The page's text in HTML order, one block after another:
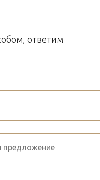
ответим